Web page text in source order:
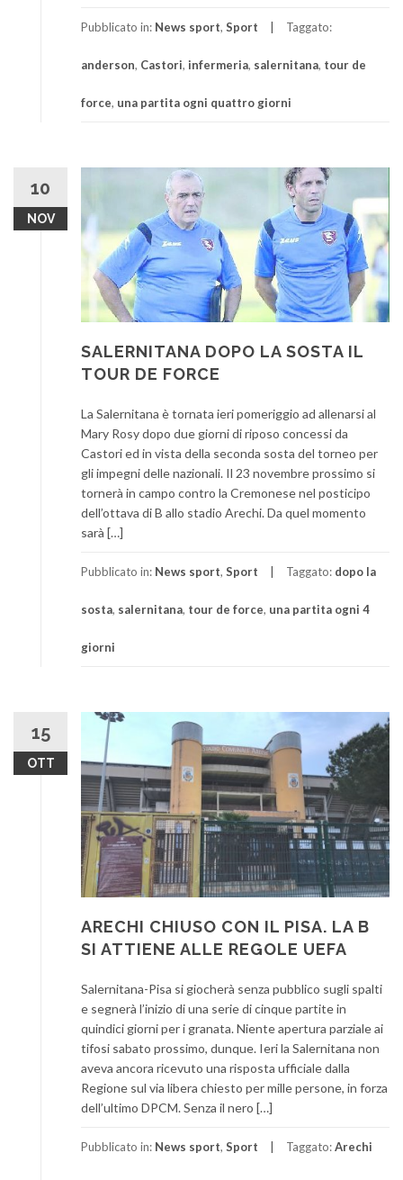
Pubblicato in: News sport, Sport Taggato:
anderson, Castori, infermeria, salernitana, tour de
force, una partita ogni quattro giorni
10
NOV
SALERNITANA DOPO LA SOSTA IL
TOUR DE FORCE
La Salernitana è tornata ieri pomeriggio ad allenarsi al
Mary Rosy dopo due giorni di riposo concessi da
Castori ed in vista della seconda sosta del torneo per
gli impegni delle nazionali. Il 23 novembre prossimo si
tornerà in campo contro la Cremonese nel posticipo
dell’ottava di B allo stadio Arechi. Da quel momento
sarà […]
Pubblicato in: News sport, Sport Taggato: dopo la
sosta, salernitana, tour de force, una partita ogni 4
giorni
15
OTT
ARECHI CHIUSO CON IL PISA. LA B
SI ATTIENE ALLE REGOLE UEFA
Salernitana-Pisa si giocherà senza pubblico sugli spalti
e segnerà l’inizio di una serie di cinque partite in
quindici giorni per i granata. Niente apertura parziale ai
tifosi sabato prossimo, dunque. Ieri la Salernitana non
aveva ancora ricevuto una risposta ufficiale dalla
Regione sul via libera chiesto per mille persone, in forza
dell’ultimo DPCM. Senza il nero […]
Pubblicato in: News sport, Sport Taggato:Arechi